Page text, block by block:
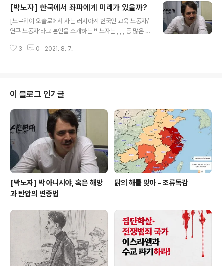
국과 서방강대국들의 입장에서 보면 이것은 패배이고, 어
디든 자신들이 있어야만 안전해진다는 것이다. (물론 진심
으로 아프간 사람들과 소수자 등이 텔레반에 박해받을 것
을 문제삼을 생각은 하나도 없다.) 중국과 러시아의 관점에
[박노자] 한국에서 좌파에게 미래가 있을까?
[노르웨이 오슬로에서 사는 러시아계 한국인 교육 노동자/
연구 노동자’라고 본인을 소개하는 박노자는 , , , 등 많은 책
gJ)을 다시 옮겨서 실을 수 있도록 허락해 준 것에 정말 감
다. 이제 이 5개월 동안의 소감들을 하나로 조합해보려고
하는데, 대단히 아쉽게도 제가 요즘의 대한민국을 보고 느
낀 것은 어떤 의미에서는 상당히 비관적입니다. 인권 감수
성의 제고 등 여러 측면에서 개선들이 많지만, 지금대로 가
면 아마도 이 땅에서는 (저를 포함한) '계급 좌파'는 거의 발
을 붙이기가..
3 0 2021. 8. 7.
이 블로그 인기글
[박노자] 박 아니시야, 혹은 해방
과 탄압의 변증법
닭의 해를 맞아 – 조류독감